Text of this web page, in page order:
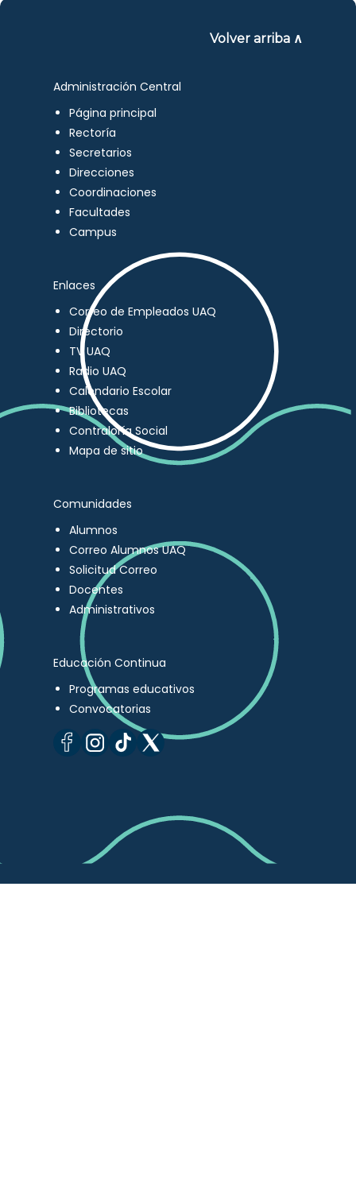
Volver arriba ∧
Administración Central
Página principal
Rectoría
Secretarios
Direcciones
Coordinaciones
Facultades
Campus
Enlaces
Correo de Empleados UAQ
Directorio
TV UAQ
Radio UAQ
Calendario Escolar
Bibliotecas
Contraloría Social
Mapa de sitio
Comunidades
Alumnos
Correo Alumnos UAQ
Solicitud Correo
Docentes
Administrativos
Educación Continua
Programas educativos
Convocatorias